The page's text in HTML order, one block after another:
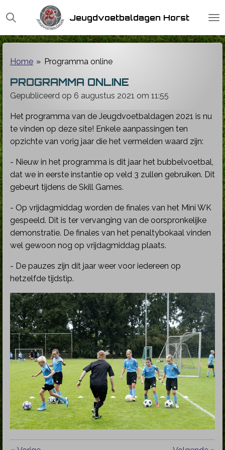
Ga
direct
naar
hoofdinhoud
Jeugdvoetbaldagen Horst
Home » Programma online
PROGRAMMA ONLINE
Gepubliceerd op 6 augustus 2021 om 11:55
Het programma van de Jeugdvoetbaldagen 2021 is nu
te vinden op deze site! Enkele aanpassingen ten
opzichte van vorig jaar die het vermelden waard zijn:
- Nieuw in het programma is dit jaar het bubbelvoetbal,
dat we in eerste instantie op veld 3 zullen gebruiken. Dit
gebeurt tijdens de Skill Games.
- Op vrijdagmiddag worden de finales van het Mini WK
gespeeld. Dit is ter vervanging van de oorspronkelijke
demonstratie. De finales van het penaltybokaal vinden
wel gewoon nog op vrijdagmiddag plaats.
- De pauzes zijn dit jaar weer voor iedereen op
hetzelfde tijdstip.